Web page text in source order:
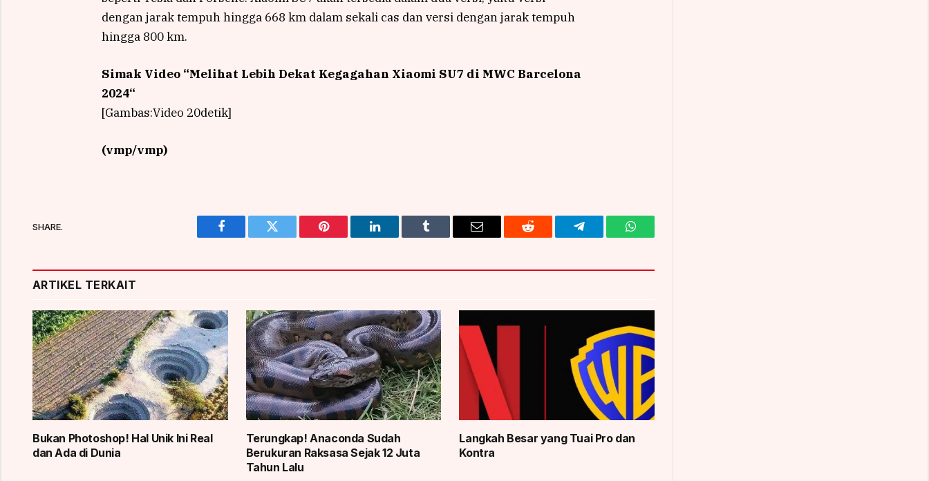
dengan jarak tempuh hingga 668 km dalam sekali cas dan versi dengan jarak tempuh
hingga 800 km.
Simak Video “Melihat Lebih Dekat Kegagahan Xiaomi SU7 di MWC Barcelona
2024“
[Gambas:Video 20detik]
(vmp/vmp)
SHARE.
Facebook Twitter Pinterest LinkedIn Tumblr Email Reddit Telegram WhatsApp
ARTIKEL TERKAIT
Bukan Photoshop! Hal Unik Ini Real
dan Ada di Dunia
Terungkap! Anaconda Sudah
Berukuran Raksasa Sejak 12 Juta
Tahun Lalu
Langkah Besar yang Tuai Pro dan
Kontra